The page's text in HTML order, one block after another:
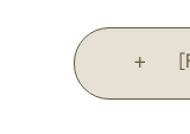
+ ［